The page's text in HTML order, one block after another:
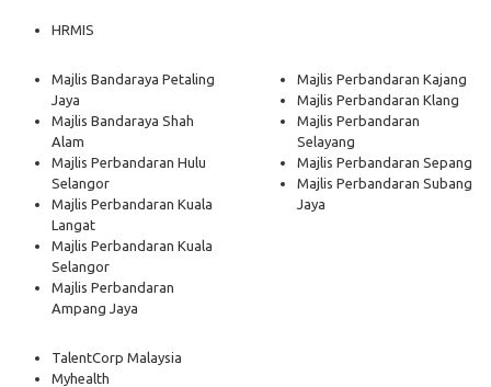
HRMIS
Majlis Bandaraya Petaling
Jaya
Majlis Bandaraya Shah
Alam
Majlis Perbandaran Hulu
Selangor
Majlis Perbandaran Kuala
Langat
Majlis Perbandaran Kuala
Selangor
Majlis Perbandaran
Ampang Jaya
Majlis Perbandaran Kajang
Majlis Perbandaran Klang
Majlis Perbandaran
Selayang
Majlis Perbandaran Sepang
Majlis Perbandaran Subang
Jaya
TalentCorp Malaysia
Myhealth